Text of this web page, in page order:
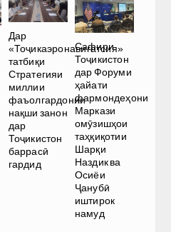
Дар
«Тоҷикаэронавигатсия»
татбиқи
Стратегияи
миллии
фаъолгардонии
нақши занон
дар
Тоҷикистон
баррасӣ
гардид
Сафири
Тоҷикистон
дар Форуми
ҳайати
фармондеҳони
Маркази
омӯзишҳои
таҳқиқотии
Шарқи
Наздик ва
Осиёи
Ҷанубӣ
иштирок
намуд